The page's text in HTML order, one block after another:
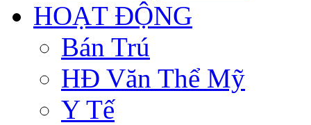
HOẠT ĐỘNG
Bán Trú
HĐ Văn Thể Mỹ
Y Tế